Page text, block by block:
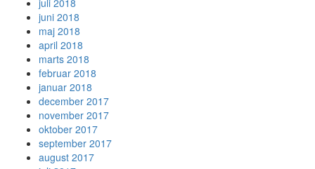
juli 2018
juni 2018
maj 2018
april 2018
marts 2018
februar 2018
januar 2018
december 2017
november 2017
oktober 2017
september 2017
august 2017